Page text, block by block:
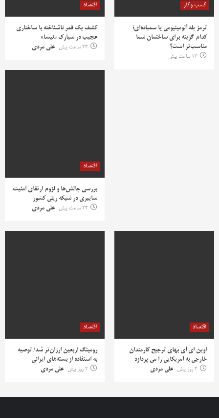
کسب وکار
ترمز پله آلومینیومی یا سمباده‌ای؛
کدام گزینه برای ساختمان شما
مناسب‌تر است؟
13 ساعت پیش
اقتصاد
کشف یک قمر ناشناخته با ساختاری
عجیب در سیارک «نیسا»
23 ساعت پیش
علی مردی
اقتصاد
بررسی چالش‌ها و لزوم ارتقای امنیت
سایبری در شبکه ریلی کشور
24 ساعت پیش
علی مردی
اقتصاد
اوپن ای آی بهای ترجیح کارمندان
خارجی به آمریکایی را می پردازد
2 روز پیش
علی مردی
اقتصاد
رومینگ اربعین ارزان‌تر شد/ توصیه
به استفاده از بسته‌های ایرانی
2 روز پیش
علی مردی